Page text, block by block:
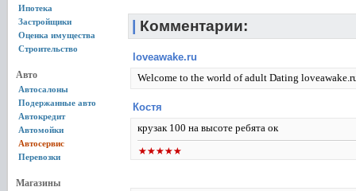
Ипотека
Застройщики
Оценка имущества
Строительство
Авто
Автосалоны
Подержанные авто
Автокредит
Автомойки
Автосервис
Перевозки
Магазины
Комментарии:
loveawake.ru
Welcome to the world of adult Dating
Костя
крузак 100 на высоте ребята ок